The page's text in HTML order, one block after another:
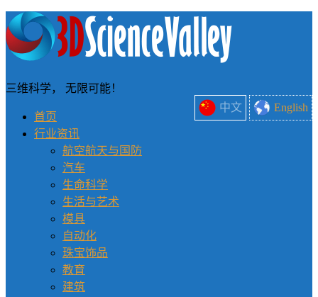
中文 English
三维科学， 无限可能！
首页
行业资讯
航空航天与国防
汽车
生命科学
生活与艺术
模具
自动化
珠宝饰品
教育
建筑